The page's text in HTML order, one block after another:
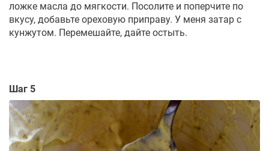
ложке масла до мягкости. Посолите и поперчите по
вкусу, добавьте ореховую приправу. У меня затар с
кунжутом. Перемешайте, дайте остыть.
Шаг 5